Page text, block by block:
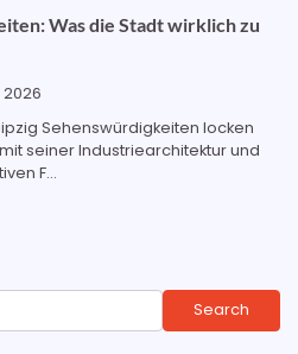
Was die Stadt wirklich zu
2026
Sehenswürdigkeiten locken
seiner Industriearchitektur und
F...
Search